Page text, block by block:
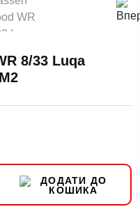
8/33 Luqa